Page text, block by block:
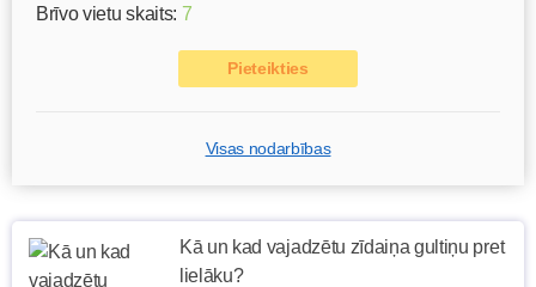
Brīvo vietu skaits: 7
Pieteikties
Visas nodarbības
Kā un kad vajadzētu zīdaiņa gultiņu pret
lielāku?